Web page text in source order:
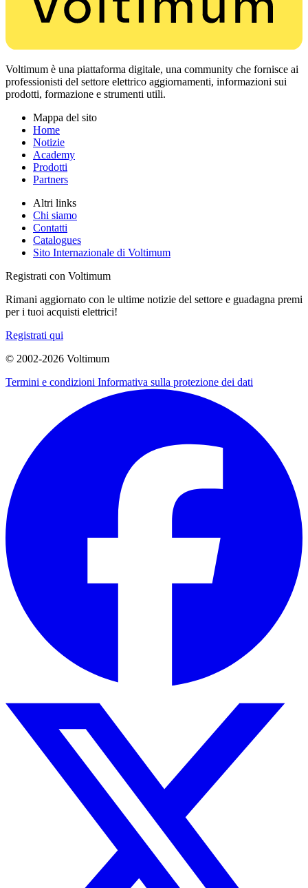
Voltimum è una piattaforma digitale, una community che fornisce ai
professionisti del settore elettrico aggiornamenti, informazioni sui
prodotti, formazione e strumenti utili.
Mappa del sito
Home
Notizie
Academy
Prodotti
Partners
Altri links
Chi siamo
Contatti
Catalogues
Sito Internazionale di Voltimum
Registrati con Voltimum
Rimani aggiornato con le ultime notizie del settore e guadagna premi
per i tuoi acquisti elettrici!
Registrati qui
© 2002-2026 Voltimum
Termini e condizioni Informativa sulla protezione dei dati